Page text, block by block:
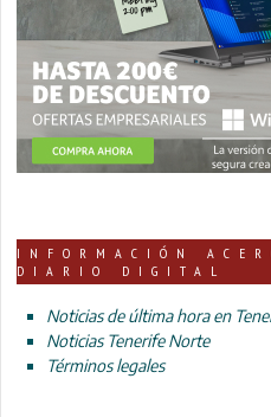
INFORMACIÓN
DIARIO DIGITAL
Noticias de última hora en
Noticias Tenerife Norte
Términos legales